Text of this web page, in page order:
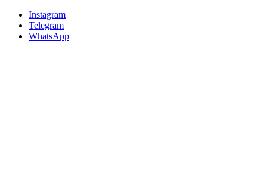
Instagram
Telegram
WhatsApp